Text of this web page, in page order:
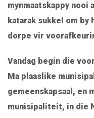
mynmaatskappy nooi
katarak sukkel om
dorpe vir
Vandag begin die
Ma plaaslike
gemeenskapsaal, en
munisipaliteit, in die